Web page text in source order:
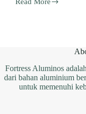
Harga
Fortress Aluminos
dari bahan aluminium
untuk memenuhi